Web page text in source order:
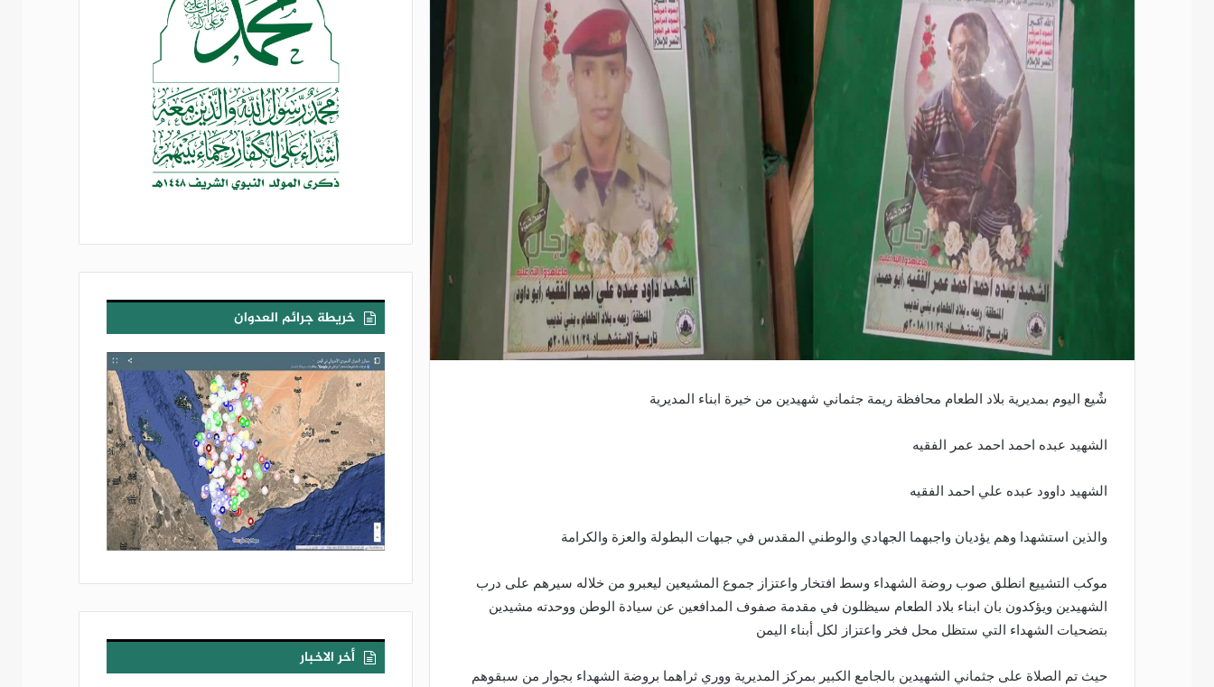
شٌيع اليوم بمديرية بلاد الطعام محافظة ريمة جثماني شهيدين من خيرة ابناء المديرية
الشهيد عبده احمد احمد عمر الفقيه
الشهيد داوود عبده علي احمد الفقيه
والذين استشهدا وهم يؤديان واجبهما الجهادي والوطني المقدس في جبهات البطولة والعزة والكرامة
موكب التشييع انطلق صوب روضة الشهداء وسط افتخار واعتزاز جموع المشيعين ليعبرو من خلاله سيرهم على درب
الشهيدين ويؤكدون بان ابناء بلاد الطعام سيظلون في مقدمة صفوف المدافعين عن سيادة الوطن ووحدته مشيدين
بتضحيات الشهداء التي ستظل محل فخر واعتزاز لكل أبناء اليمن
حيث تم الصلاة على جثماني الشهيدين بالجامع الكبير بمركز المديرية ووري ثراهما بروضة الشهداء بجوار من سبقوهم
خريطة جرائم العدوان
أخر الاخبار